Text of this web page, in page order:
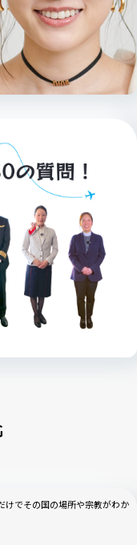
けでその国の場所や宗教がわか